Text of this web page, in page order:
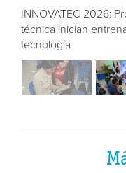
de la educación
en innovación y